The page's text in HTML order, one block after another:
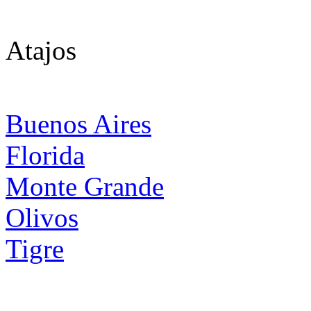
Atajos
Buenos Aires
Florida
Monte Grande
Olivos
Tigre